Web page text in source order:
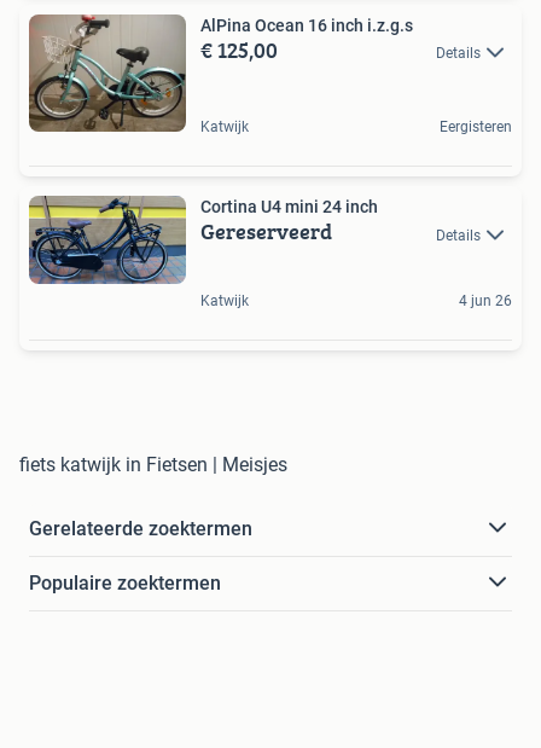
AlPina Ocean 16 inch i.z.g.s
€ 125,00 Details
Katwijk Eergisteren
Cortina U4 mini 24 inch
Gereserveerd Details
Katwijk 4 jun 26
fiets katwijk in Fietsen | Meisjes
Gerelateerde zoektermen
Populaire zoektermen